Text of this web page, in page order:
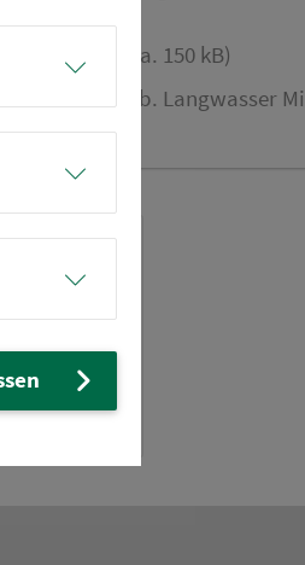
Mitte (PDF, ca. 150 kB)
Richtung Nürnb. Langwasser